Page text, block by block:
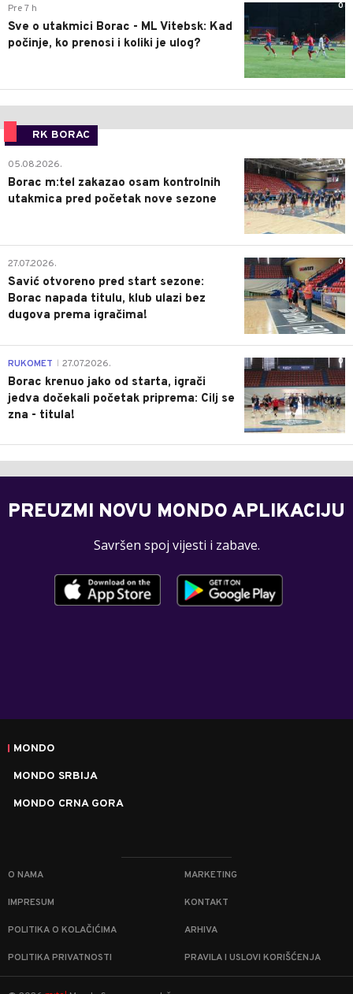
0
Pre 7 h
Sve o utakmici Borac - ML Vitebsk: Kad
počinje, ko prenosi i koliki je ulog?
RK BORAC
0
05.08.2026.
Borac m:tel zakazao osam kontrolnih
utakmica pred početak nove sezone
0
27.07.2026.
Savić otvoreno pred start sezone:
Borac napada titulu, klub ulazi bez
dugova prema igračima!
0
RUKOMET 27.07.2026.
Borac krenuo jako od starta, igrači
jedva dočekali početak priprema: Cilj se
zna - titula!
PREUZMI NOVU MONDO APLIKACIJU
Savršen spoj vijesti i zabave.
MONDO
MONDO SRBIJA
MONDO CRNA GORA
O NAMA MARKETING
IMPRESUM KONTAKT
POLITIKA O KOLAČIĆIMA ARHIVA
POLITIKA PRIVATNOSTI PRAVILA I USLOVI KORIŠĆENJA